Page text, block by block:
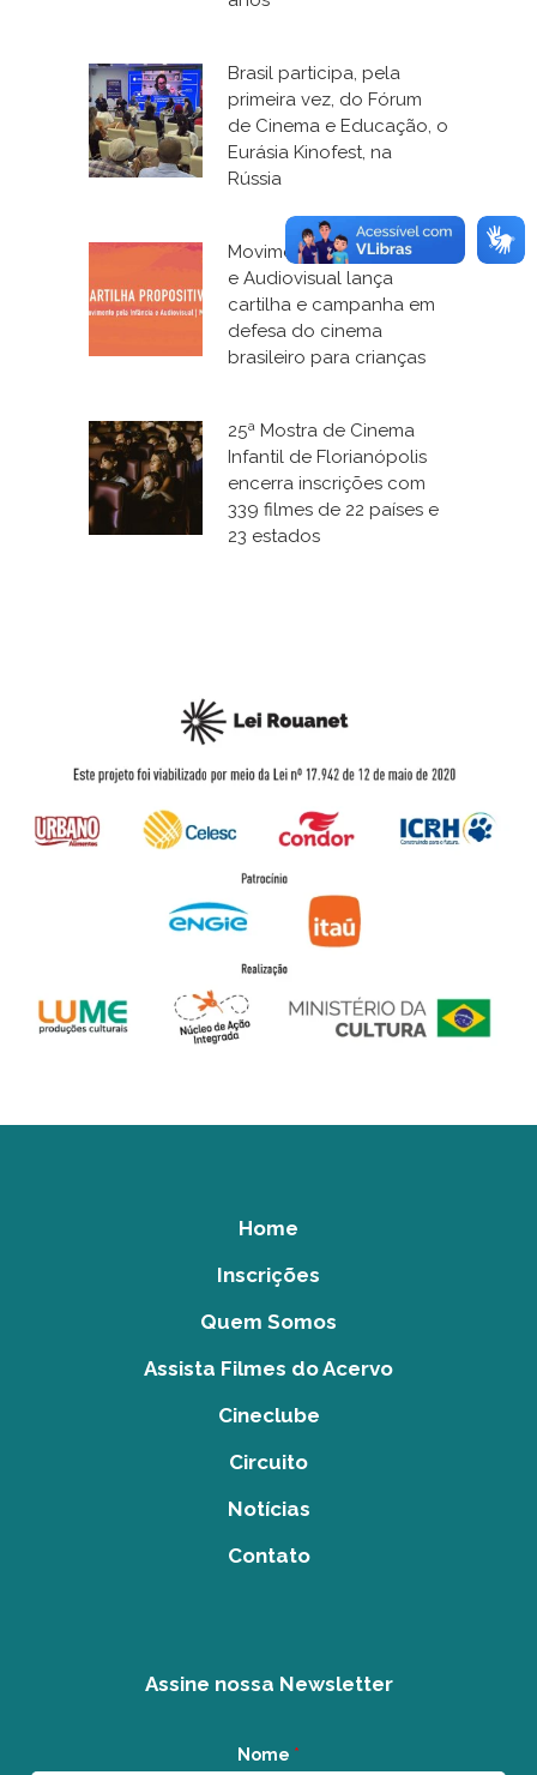
Brasil participa, pela
primeira vez, do Fórum
de Cinema e Educação, o
Eurásia Kinofest, na
Rússia
Movimento pela Infância
e Audiovisual lança
cartilha e campanha em
defesa do cinema
brasileiro para crianças
25ª Mostra de Cinema
Infantil de Florianópolis
encerra inscrições com
339 filmes de 22 países e
23 estados
Home
Inscrições
Quem Somos
Assista Filmes do Acervo
Cineclube
Circuito
Notícias
Contato
Assine nossa Newsletter
Nome *